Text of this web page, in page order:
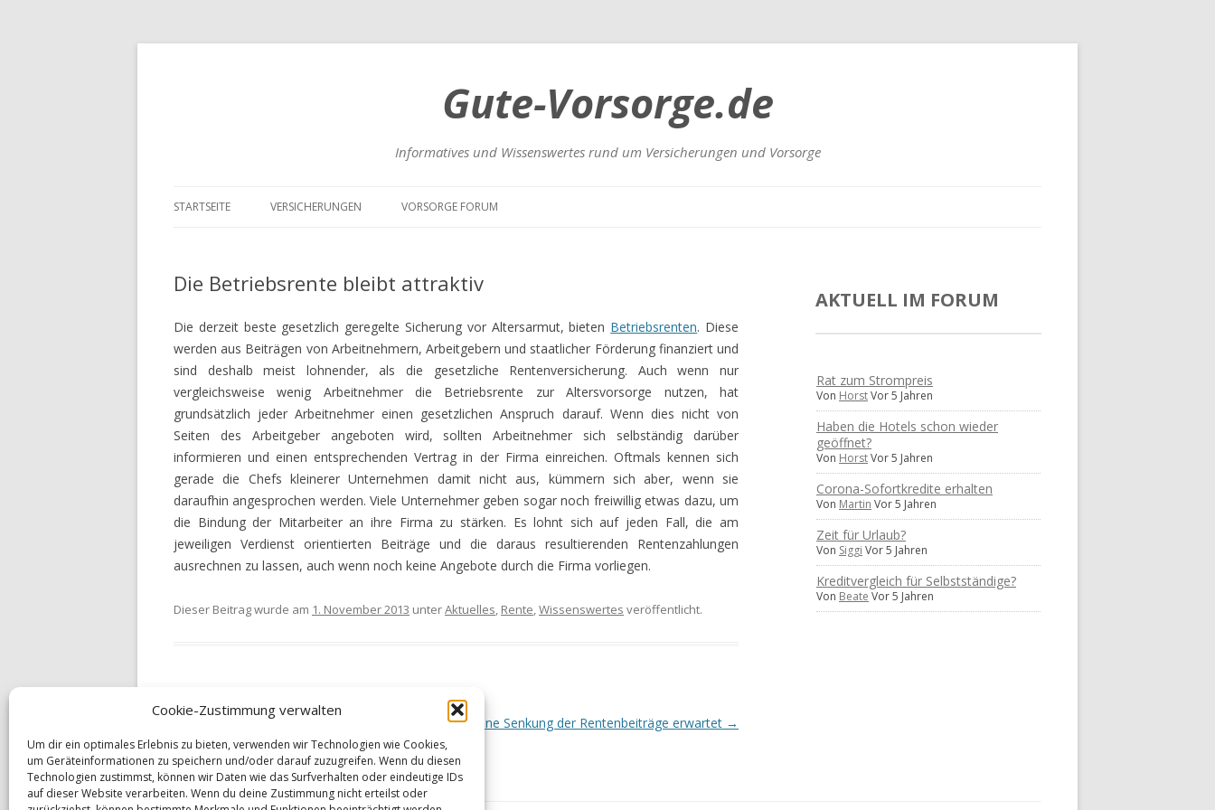
Cookie-Zustimmung verwalten
Um dir ein optimales Erlebnis zu bieten, verwenden wir Technologien wie Cookies,
um Geräteinformationen zu speichern und/oder darauf zuzugreifen. Wenn du diesen
Technologien zustimmst, können wir Daten wie das Surfverhalten oder eindeutige IDs
auf dieser Website verarbeiten. Wenn du deine Zustimmung nicht erteilst oder
Gute-Vorsorge.de
Informatives und Wissenswertes rund um Versicherungen und Vorsorge
STARTSEITE VERSICHERUNGEN
LEBENSVERSICHERUNGEN
VERGLEICHEN
BERUFSUNFÄHIGKEITSVERSICHERUNGEN
VERGLEICHEN
RÜRUP RENTE VERGLEICHEN
RIESTER RENTE VERGLEICHEN
RENTENVERSICHERUNGEN
VERGLEICHEN
LEBENSVERSICHERUNGEN
ONLINERECHNER
HAUSRATVERSICHERUNG –
VORSORGE FORUM
Die Betriebsrente bleibt attraktiv
Die derzeit beste gesetzlich geregelte Sicherung vor Altersarmut, bieten Betriebsrenten. Diese
werden aus Beiträgen von Arbeitnehmern, Arbeitgebern und staatlicher Förderung finanziert und
sind deshalb meist lohnender, als die gesetzliche Rentenversicherung. Auch wenn nur
vergleichsweise wenig Arbeitnehmer die Betriebsrente zur Altersvorsorge nutzen, hat
grundsätzlich jeder Arbeitnehmer einen gesetzlichen Anspruch darauf. Wenn dies nicht von
Seiten des Arbeitgeber angeboten wird, sollten Arbeitnehmer sich selbständig darüber
informieren und einen entsprechenden Vertrag in der Firma einreichen. Oftmals kennen sich
gerade die Chefs kleinerer Unternehmen damit nicht aus, kümmern sich aber, wenn sie
daraufhin angesprochen werden. Viele Unternehmer geben sogar noch freiwillig etwas dazu, um
die Bindung der Mitarbeiter an ihre Firma zu stärken. Es lohnt sich auf jeden Fall, die am
jeweiligen Verdienst orientierten Beiträge und die daraus resultierenden Rentenzahlungen
ausrechnen zu lassen, auch wenn noch keine Angebote durch die Firma vorliegen.
Dieser Beitrag wurde am 1. November 2013 unterAktuelles, Rente,Wissenswertes veröffentlicht.
Navigation
Joggen im Winter? Worauf man achten sollte. Keine Senkung der Rentenbeiträge erwartet →
AKTUELL IM FORUM
Rat zum Strompreis
Von HorstVor 5 Jahren
Haben die Hotels schon wieder
geöffnet?
Von HorstVor 5 Jahren
Corona-Sofortkredite erhalten
Von Martin Vor 5 Jahren
Zeit für Urlaub?
Von Siggi Vor 5 Jahren
Kreditvergleich für Selbstständige?
Von Beate Vor 5 Jahren